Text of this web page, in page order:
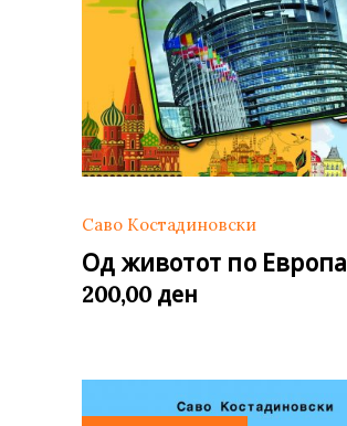
Саво Костадиновски
Од животот по Европа
200,00 ден